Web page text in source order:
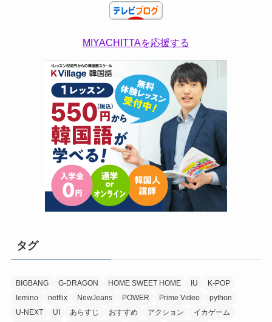
MIYACHITTAを応援する
タグ
BIGBANG G-DRAGON HOME SWEET HOME IU
K-POP
lemino
netflix NewJeans POWER Prime Video
python
U-NEXT
UI あらすじ おすすめ アクション
イカゲーム